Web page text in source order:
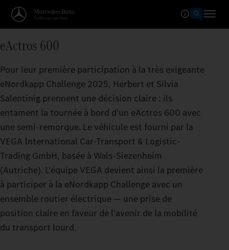
eActros 600
Pour leur première participation à la très exigeante
eNordkapp Challenge 2025, Herbert et Silvia
Salentinig prennent une décision claire : ils
entament la tournée à bord d'un eActros 600 avec
une semi-remorque. Le véhicule est fourni par la
VEGA International Car-Transport & Logistic-
Trading GmbH, basée à Wals-Siezenheim
(Autriche). L'équipe VEGA devient ainsi la première
à participer à la eNordkapp Challenge avec un
ensemble routier électrique — une prise de
position claire en faveur de l'avenir de la mobilité
du transport lourd.